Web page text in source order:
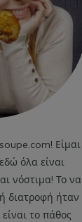
Είμαι
όλα είναι
νόστιμα! Το να
διατροφή ήταν
είναι το πάθος